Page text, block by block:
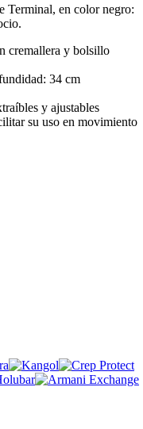
Terminal, en color negro:
cremallera y bolsillo
34 cm
y ajustables
su uso en movimiento